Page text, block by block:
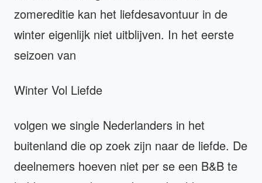
zomereditie kan het liefdesavontuur in de
winter eigenlijk niet uitblijven. In het eerste
seizoen van
Winter Vol Liefde
volgen we single Nederlanders in het
buitenland die op zoek zijn naar de liefde. De
deelnemers hoeven niet per se een B&B te